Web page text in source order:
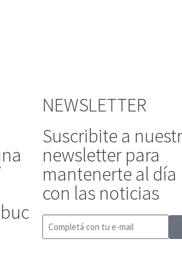
NEWSLETTER
Suscribite a
newsletter para
mantenerte al día
con las noticias